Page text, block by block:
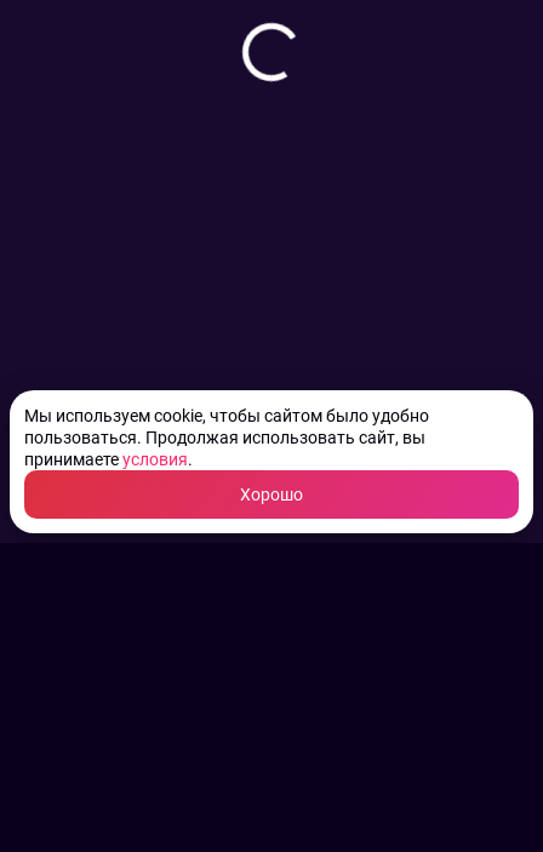
Мы используем cookie, чтобы сайтом было удобно
пользоваться. Продолжая использовать сайт, вы
принимаетеусловия.
Хорошо